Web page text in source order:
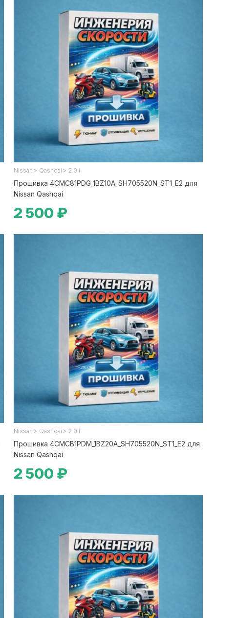
Nissan > Qashqai > 2.0 i
Прошивка 4CMC81PDG_1BZ10A_SH705520N_ST1_E2 для
Nissan Qashqai
2 500 ₽
Nissan > Qashqai > 2.0 i
Прошивка 4CMCB1PDM_1BZ20A_SH705520N_ST1_E2 для
Nissan Qashqai
2 500 ₽